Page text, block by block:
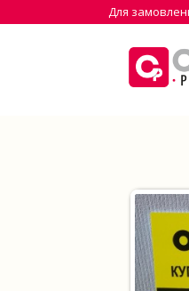
Для